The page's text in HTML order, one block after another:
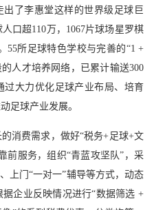
出了李惠堂这样的世界级足球巨
口超110万，1067片球场星罗棋
55所足球特色学校与完善的“1 +
人才培养网络，已累计输送300
过大力优化足球产业布局、培育
足球产业发展。
消费需求，做好“税务+足球+文
前服务，组织“青蓝攻坚队”，采
上门“一对一”辅导等方式，动态
企业反映情况进行“数据筛选 +